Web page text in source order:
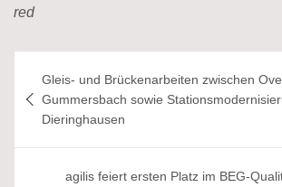
red
Gleis- und Brückenarbeiten zwischen
Gummersbach sowie
Dieringhausen
agilis feiert ersten Platz im BEG-